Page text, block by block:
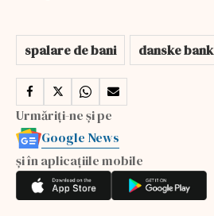
spalare de bani danske bank
Urmăriți-ne și pe
Google News
și în aplicațiile mobile